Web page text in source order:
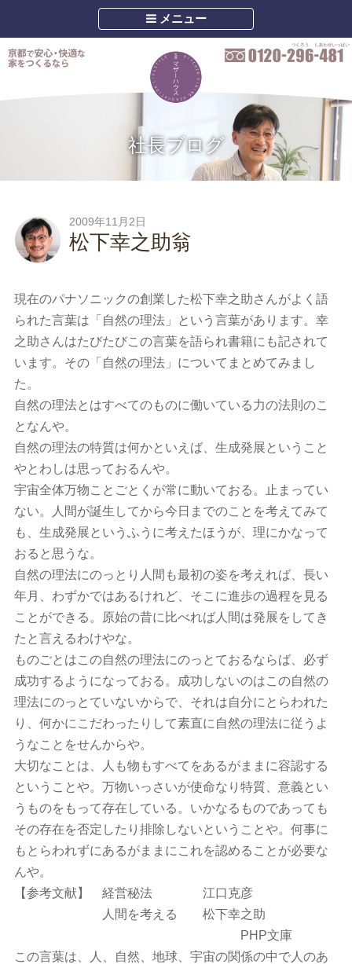
メニュー
社長ブログ
2009年11月2日
松下幸之助翁
現在のパナソニックの創業した松下幸之助さんがよく語
られた言葉は「自然の理法」という言葉があります。幸
之助さんはたびたびこの言葉を語られ書籍にも記されて
います。その「自然の理法」についてまとめてみまし
た。
自然の理法とはすべてのものに働いている力の法則のこ
となんや。
自然の理法の特質は何かといえば、生成発展ということ
やとわしは思っておるんや。
宇宙全体万物ことごとくが常に動いておる。止まってい
ない。人間が誕生してから今日までのことを考えてみて
も、生成発展というふうに考えたほうが、理にかなって
おると思うな。
自然の理法にのっとり人間も最初の姿を考えれば、長い
年月、わずかではあるけれど、そこに進歩の過程を見る
ことができる。原始の昔に比べれば人間は発展をしてき
たと言えるわけやな。
ものごとはこの自然の理法にのっとておるならば、必ず
成功するようになっておる。成功しないのはこの自然の
理法にのっとていないからで、それは自分にとらわれた
り、何かにこだわったりして素直に自然の理法に従うよ
うなことをせんからや。
大切なことは、人も物もすべてをあるがままに容認する
ということや。万物いっさいが使命なり特質、意義とい
うものをもって存在している。いかなるものであっても
その存在を否定したり排除しないということや。何事に
もとらわれずにあるがままにこれを認めることが必要な
んや。
【参考文献】 経営秘法 江口克彦
人間を考える 松下幸之助
PHP文庫
この言葉は、人、自然、地球、宇宙の関係の中で人のあ